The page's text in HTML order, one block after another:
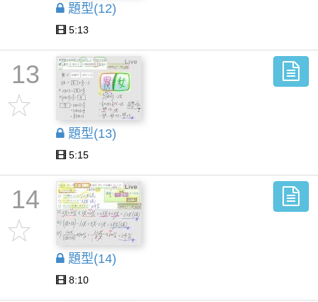
題型(12)
5:13
13
題型(13)
5:15
14
題型(14)
8:10